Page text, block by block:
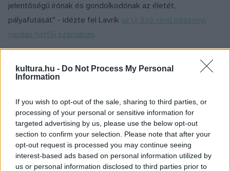
kultura.hu - Do Not Process My Personal
Information
If you wish to opt-out of the sale, sharing to third parties, or
processing of your personal or sensitive information for
targeted advertising by us, please use the below opt-out
section to confirm your selection. Please note that after your
opt-out request is processed you may continue seeing
interest-based ads based on personal information utilized by
us or personal information disclosed to third parties prior to
jelentőségű írónak és gondolkodónak az életét,
pályafutását" - idézte fel Lavrík az Új Szó című pozsonyi
napilap hétfői számában.
Marseille mellett Kassa viseli majd 2013-ban az Európa
szerepel a város szülötte, Márai Sándor írói munkássága.
A készülő színdarabról Lavrík először az Új Szónak
nyilatkozott. Elmondta, hogy egyrészt Márai filmbe illően
eseménydús életét igyekszik feldolgozni, másrészt a